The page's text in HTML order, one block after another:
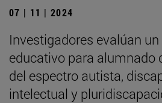
07 | 11 | 2024
Investigadores evalúan
educativo para alumnado
del espectro autista,
intelectual y